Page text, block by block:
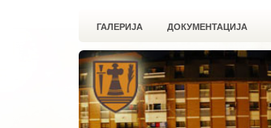
ГАЛЕРИЈА ДОКУМЕНТАЦИЈА